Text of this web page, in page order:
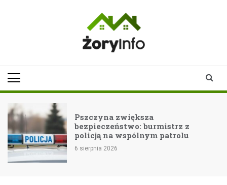
Pszczyna zwiększa
bezpieczeństwo: burmistrz z
policją na wspólnym patrolu
6 sierpnia 2026